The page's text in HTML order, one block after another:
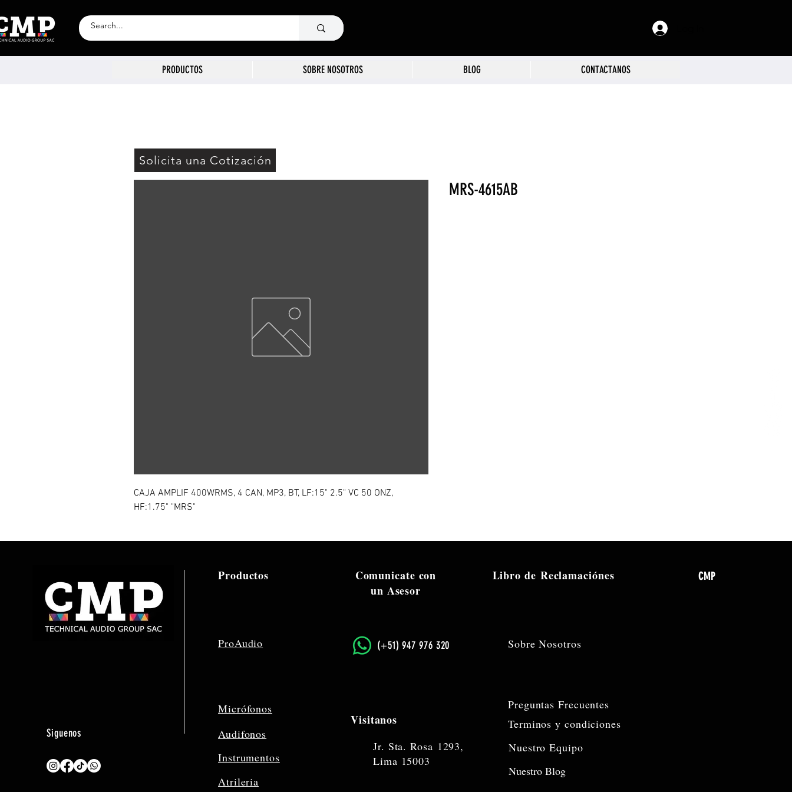
PRODUCTOS SOBRE NOSOTROS BLOG CONTACTANOS
CAJA AMPLIF 400WRMS, 4 CAN, MP3, BT, LF:15" 2.5" VC 50 ONZ,
HF:1.75" "MRS"
MRS-4615AB
Solicita una Cotización
Siguenos
Productos
ProAudio
Micrófonos
Audifonos
Instrumentos
Atrileria
Comunicate con
un Asesor
Libro de Reclamaciónes CMP
​(+51) 947 976 320 Sobre Nosotros
Preguntas Frecuentes
Visitanos
Jr. Sta. Rosa 1293,
Lima 15003
Terminos y condiciones
Nuestro Equipo
Nuestro Blog